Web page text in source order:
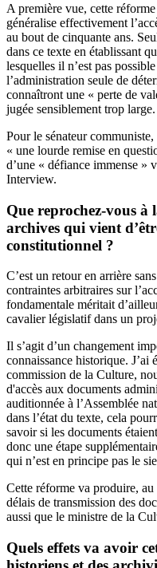
A première vue, cette
généralise effectivement
au bout de cinquante ans.
dans ce texte en établissant
lesquelles il n’est pas
l’administration seule de
connaîtront une « perte de
jugée sensiblement trop large.
Pour le sénateur
« une lourde remise en
d’une « défiance immense »
Interview.
Que reprochez-vous à
archives qui vient
constitutionnel ?
C’est un retour en arrière
contraintes arbitraires sur
fondamentale méritait
cavalier législatif dans un
Il s’agit d’un changement
connaissance historique. J’ai
commission de la Culture,
d'accès aux documents
auditionnée à l’Assemblée
dans l’état du texte, cela
savoir si les documents
donc une étape
qui n’est en principe pas le
Cette réforme va produire,
délais de transmission des
aussi que le ministre de la
Quels effets va avoir